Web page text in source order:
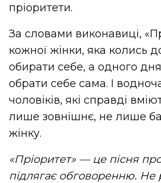
пріоритети.
За словами виконавиці,
кожної жінки, яка колись
обирати себе, а одного
обрати себе сама. І
чоловіків, які справді
лише зовнішнє, не лише
жінку.
«Пріоритет» — це пісня
підлягає обговоренню. Не